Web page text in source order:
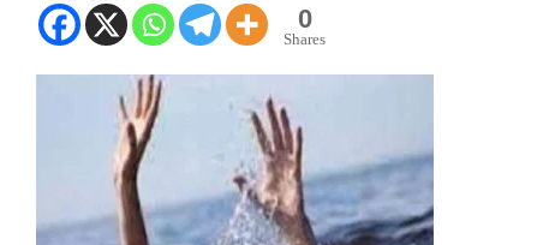
0
Shares